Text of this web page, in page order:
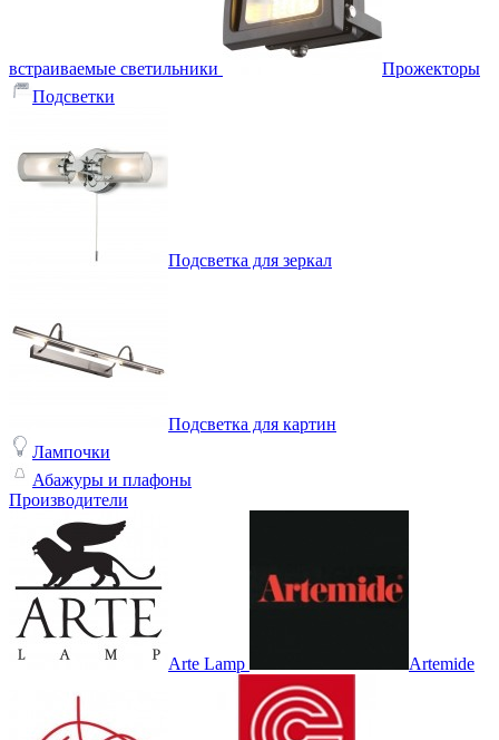
встраиваемые светильники
Прожекторы
Подсветки
Подсветка для зеркал
Подсветка для картин
Лампочки
Абажуры и плафоны
Производители
Arte Lamp Artemide